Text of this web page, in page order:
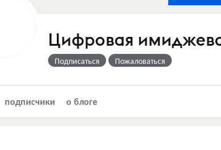
Цифровая
Подписаться Пожаловаться
подписчики о блоге